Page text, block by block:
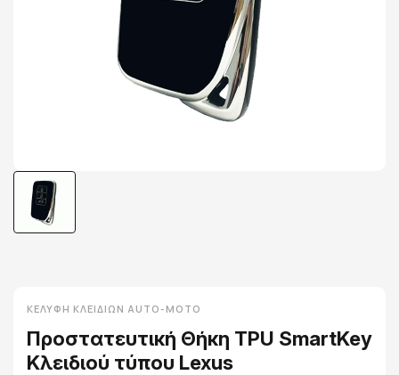
ΚΕΛΎΦΗ ΚΛΕΙΔΙΏΝ AUTO-MOTO
Προστατευτική Θήκη TPU SmartKey
Κλειδιού τύπου Lexus